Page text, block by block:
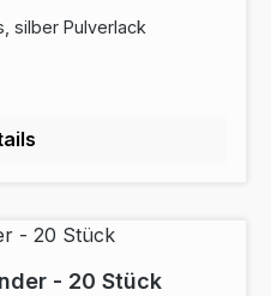
silber Pulverlack
- 20 Stück